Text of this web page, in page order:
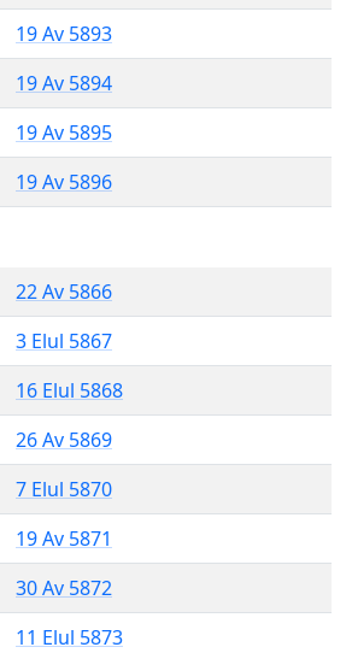
19 Av 5893
19 Av 5894
19 Av 5895
19 Av 5896
22 Av 5866
3 Elul 5867
16 Elul 5868
26 Av 5869
7 Elul 5870
19 Av 5871
30 Av 5872
11 Elul 5873